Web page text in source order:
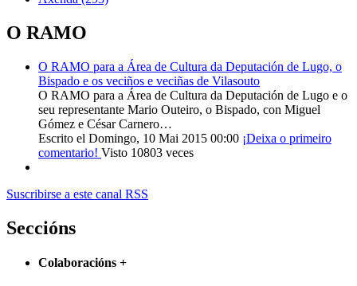
O RAMO
O RAMO para a Área de Cultura da Deputación de Lugo, o
Bispado e os veciños e veciñas de Vilasouto
O RAMO para a Área de Cultura da Deputación de Lugo e o
seu representante Mario Outeiro, o Bispado, con Miguel
Gómez e César Carnero…
Escrito el Domingo, 10 Mai 2015 00:00 ¡Deixa o primeiro
comentario! Visto 10803 veces
Suscribirse a este canal RSS
Seccións
Colaboracións +